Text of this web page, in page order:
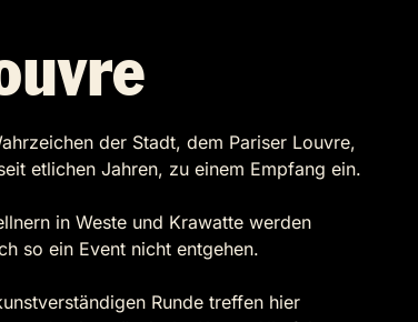
der Stadt, dem Pariser Louvre,
etlichen Jahren, zu einem Empfang ein.
in Weste und Krawatte werden
so ein Event nicht entgehen.
Runde treffen hier